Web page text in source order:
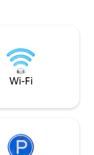
とができます。無
ビ、Netflixが利用
Wi-Fi